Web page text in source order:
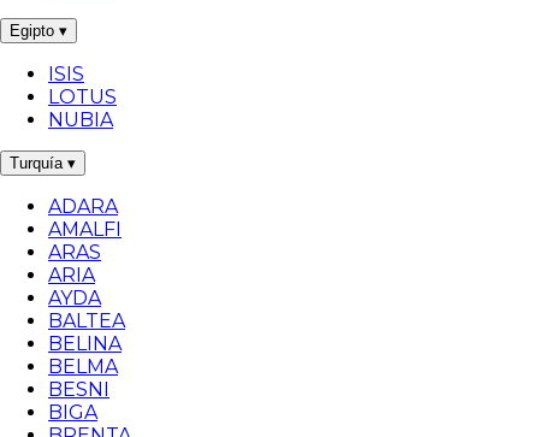
Egipto ▾
ISIS
LOTUS
NUBIA
Turquía ▾
ADARA
AMALFI
ARAS
ARIA
AYDA
BALTEA
BELINA
BELMA
BESNI
BIGA